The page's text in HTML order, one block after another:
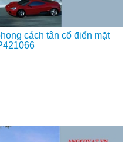
cách tân cổ điển mặt